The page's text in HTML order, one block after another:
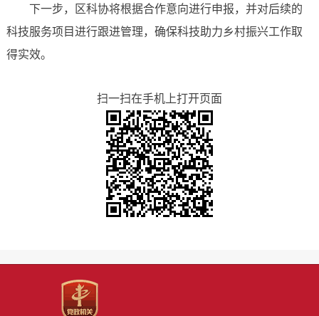
下一步，区科协将根据合作意向进行申报，并对后续的
科技服务项目进行跟进管理，确保科技助力乡村振兴工作取
得实效。
扫一扫在手机上打开页面